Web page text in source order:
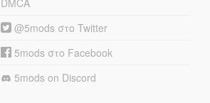
@5mods στο Twitter
5mods στο Facebook
5mods on Discord